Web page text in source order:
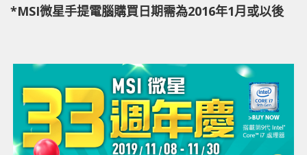
*MSI微星手提電腦購買日期需為2016年1月或以後